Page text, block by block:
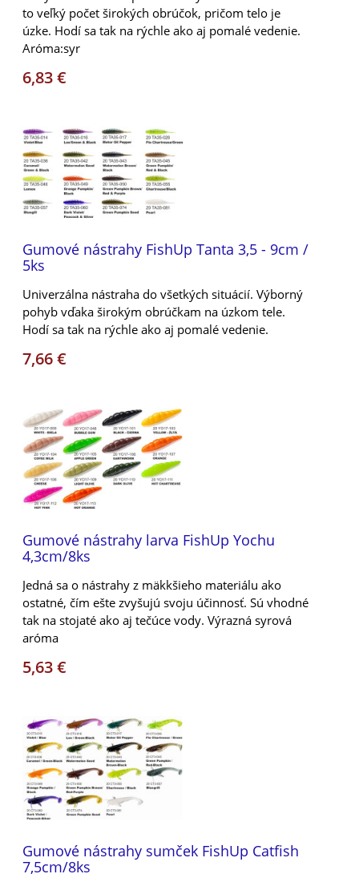
to veľký počet širokých obrúčok, pričom telo je
úzke. Hodí sa tak na rýchle ako aj pomalé vedenie.
Aróma:syr
6,83 €
Gumové nástrahy FishUp Tanta 3,5 - 9cm /
5ks
Univerzálna nástraha do všetkých situácií. Výborný
pohyb vďaka širokým obrúčkam na úzkom tele.
Hodí sa tak na rýchle ako aj pomalé vedenie.
7,66 €
Gumové nástrahy larva FishUp Yochu
4,3cm/8ks
Jedná sa o nástrahy z mäkkšieho materiálu ako
ostatné, čím ešte zvyšujú svoju účinnosť. Sú vhodné
tak na stojaté ako aj tečúce vody. Výrazná syrová
aróma
5,63 €
Gumové nástrahy sumček FishUp Catfish
7,5cm/8ks